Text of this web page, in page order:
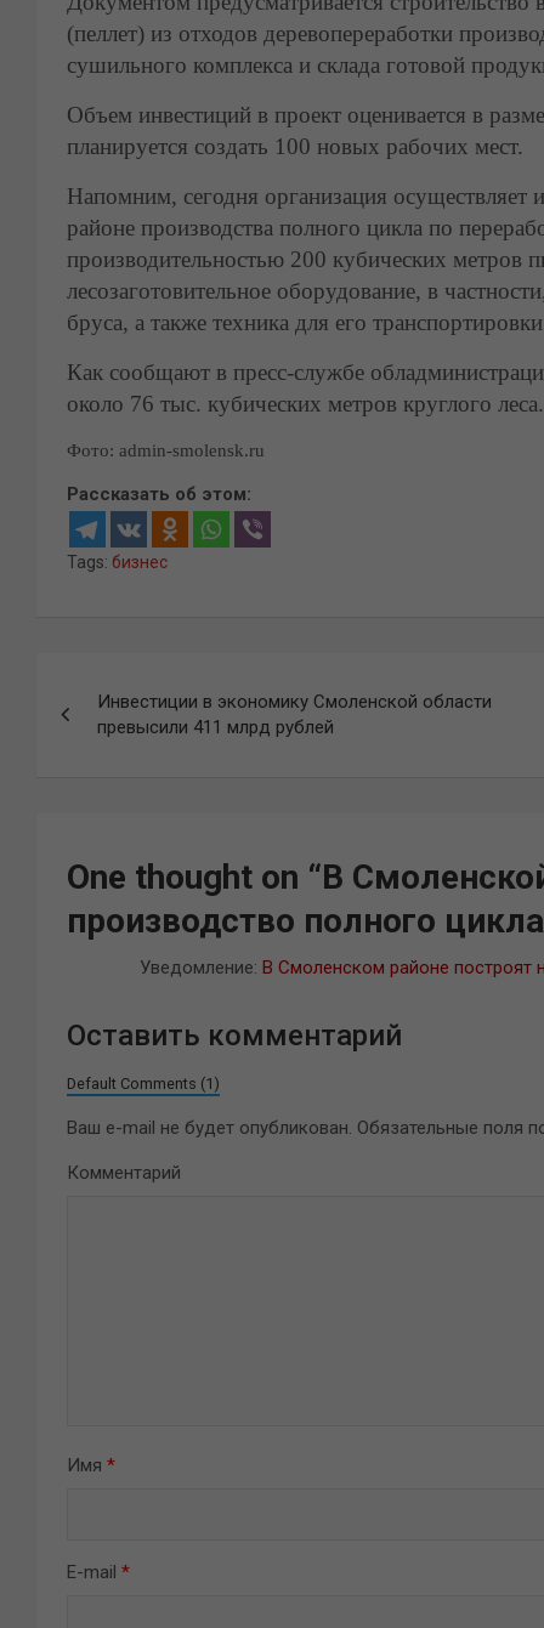
(пеллет) из отходов деревопереработки
сушильного комплекса и склада готовой
Объем инвестиций в проект оценивается в
планируется создать 100 новых рабочих мест.
Напомним, сегодня организация осуществляет
районе производства полного цикла по
производительностью 200 кубических метров
лесозаготовительное оборудование, в
бруса, а также техника для его
Как сообщают в пресс-службе
около 76 тыс. кубических метров круглого леса.
Фото: admin-smolensk.ru
Рассказать об этом:
Tags: бизнес
по
Инвестиции в экономику Смоленской области
превысили 411 млрд рублей
One thought on “В
производство полного цикла
Уведомление: В Смоленском районе построят
Оставить комментарий
Default Comments (1)
Ваш e-mail не будет опубликован. Обязательные поля
Комментарий
Имя *
E-mail *